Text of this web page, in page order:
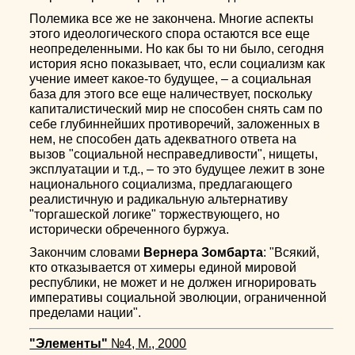
Полемика все же не закончена. Многие аспекты
этого идеологического спора остаются все еще
неопределенными. Но как бы то ни было, сегодня
история ясно показывает, что, если социализм как
учение имеет какое-то будущее, – а социальная
база для этого все еще наличествует, поскольку
капиталистический мир не способен снять сам по
себе глубиннейших противоречий, заложенных в
нем, не способен дать адекватного ответа на
вызов "социальной несправедливости", нищеты,
эксплуатации и т.д., – то это будущее лежит в зоне
национального социализма, предлагающего
реалистичную и радикальную альтернативу
"торгашеской логике" торжествующего, но
исторически обреченного буржуа.
Закончим словами Вернера Зомбарта: "Всякий,
кто отказывается от химеры единой мировой
республики, не может и не должен игнорировать
императивы социальной эволюции, ограниченной
пределами нации".
"Элементы" №4, М., 2000